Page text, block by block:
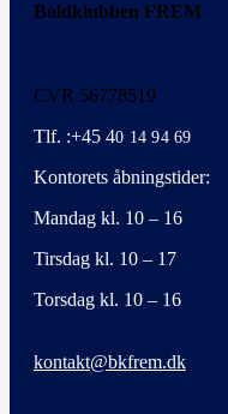
Boldklubben FREM
CVR 56778519
Tlf. :+45 40 14 94 69
Kontorets åbningstider:
Mandag kl. 10 – 16
Tirsdag kl. 10 – 17
Torsdag kl. 10 – 16
kontakt@bkfrem.dk